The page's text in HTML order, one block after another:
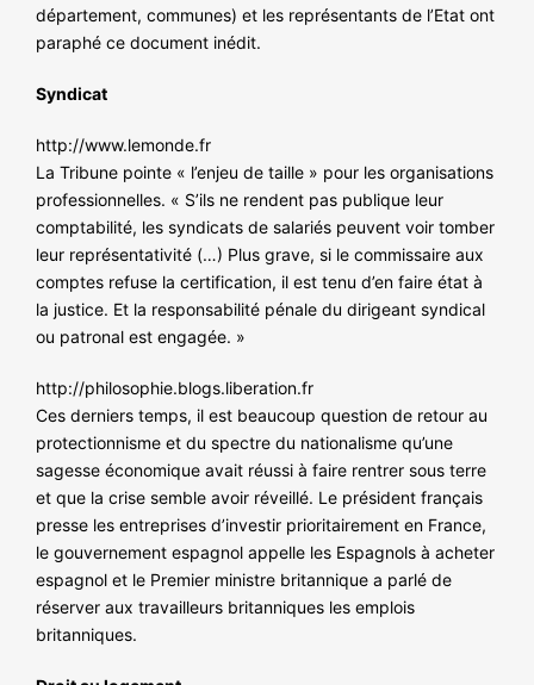
département, communes) et les représentants de l’Etat ont
paraphé ce document inédit.
Syndicat
http://www.lemonde.fr
La Tribune pointe « l’enjeu de taille » pour les organisations
professionnelles. « S’ils ne rendent pas publique leur
comptabilité, les syndicats de salariés peuvent voir tomber
leur représentativité (…) Plus grave, si le commissaire aux
comptes refuse la certification, il est tenu d’en faire état à
la justice. Et la responsabilité pénale du dirigeant syndical
ou patronal est engagée. »
http://philosophie.blogs.liberation.fr
Ces derniers temps, il est beaucoup question de retour au
protectionnisme et du spectre du nationalisme qu’une
sagesse économique avait réussi à faire rentrer sous terre
et que la crise semble avoir réveillé. Le président français
presse les entreprises d’investir prioritairement en France,
le gouvernement espagnol appelle les Espagnols à acheter
espagnol et le Premier ministre britannique a parlé de
réserver aux travailleurs britanniques les emplois
britanniques.